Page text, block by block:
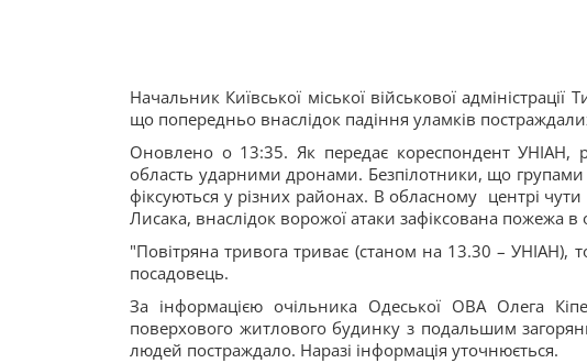
Начальник Київської міської військової
що попередньо внаслідок падіння уламків
Оновлено о 13:35. Як передає кореспондент УНІАН,
область ударними дронами. Безпілотники, що
фіксуються у різних районах. В обласному центрі
Лисака, внаслідок ворожої атаки зафіксована пожежа в
"Повітряна тривога триває (станом на 13.30 – УНІАН),
посадовець.
За інформацією очільника Одеської ОВА Олега
поверхового житлового будинку з подальшим
людей постраждало. Наразі інформація уточнюється.